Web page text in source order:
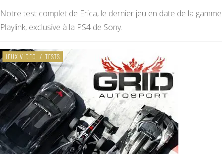
Notre test complet de Erica, le dernier jeu en date de la gamme
Playlink, exclusive à la PS4 de Sony.
JEUX VIDÉO / TESTS